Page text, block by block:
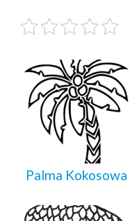
Palma Kokosowa